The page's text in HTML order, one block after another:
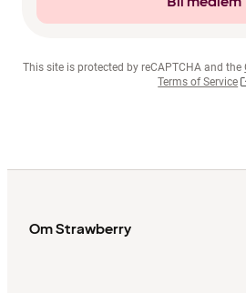
This site is protected by reCAPTCHA and the
Terms of Service
Om Strawberry